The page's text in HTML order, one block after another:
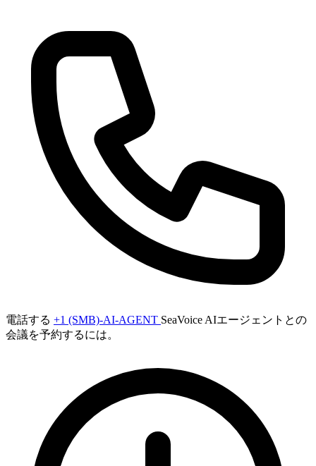
電話する +1 (SMB)-AI-AGENT SeaVoice AIエージェントとの
会議を予約するには。